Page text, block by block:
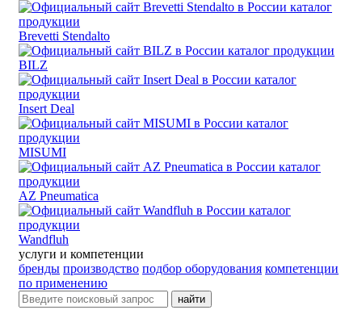
Brevetti Stendalto
BILZ
Insert Deal
MISUMI
AZ Pneumatica
Wandfluh
услуги и компетенции
бренды производство подбор оборудования компетенции
по применению
найти